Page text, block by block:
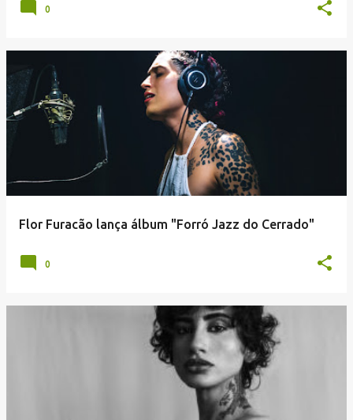
0
Flor Furacão lança álbum "Forró Jazz do Cerrado"
0